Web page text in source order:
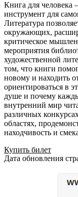
Книга для человека
инструмент для
Литература
окружающих,
критическое
мероприятия
художественной
том, что книги
новому и находить
ориентироваться в
душе и почему
внутренний мир
различных
областях,
находчивость и
Купить билет
Дата обновления